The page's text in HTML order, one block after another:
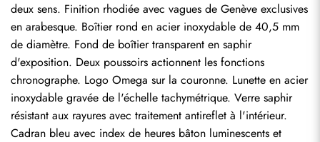
deux sens. Finition rhodiée avec vagues de Genève exclusives
en arabesque. Boîtier rond en acier inoxydable de 40,5 mm
de diamètre. Fond de boîtier transparent en saphir
d'exposition. Deux poussoirs actionnent les fonctions
chronographe. Logo Omega sur la couronne. Lunette en acier
inoxydable gravée de l'échelle tachymétrique. Verre saphir
résistant aux rayures avec traitement antireflet à l'intérieur.
Cadran bleu avec index de heures bâton luminescents et